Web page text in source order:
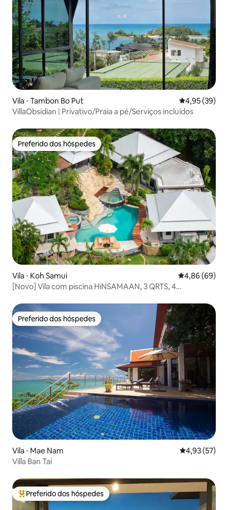
Vila ⋅ Tambon Bo Put 4,95 de uma
4,95 (39)
VillaObsidian | Privativo/Praia a pé/Serviços incluídos
Preferido dos hóspedes
Preferido dos hóspedes
Vila ⋅ Koh Samui 4,86 de uma
4,86 (69)
[Novo] Vila com piscina HiNSAMAAN, 3 QRTS, 4
Preferido dos hóspedes
Preferido dos hóspedes
Vila ⋅ Mae Nam 4,93 de uma
4,93 (57)
Villa Ban Tai
Entre os melhores preferidos dos hóspedes
Preferido dos hóspedes